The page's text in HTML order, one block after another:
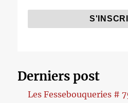
Derniers post
Les Fessebouqueries #